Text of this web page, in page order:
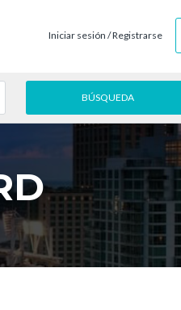
Iniciar sesión / Registrarse